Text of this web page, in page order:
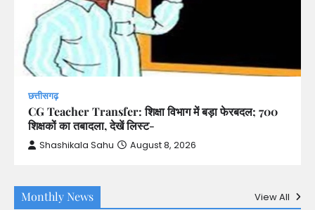
छत्तीसगढ़
CG Teacher Transfer: शिक्षा विभाग में बड़ा फेरबदल; 700
शिक्षकों का तबादला, देखें लिस्ट-
Shashikala Sahu August 8, 2026
Monthly News View All